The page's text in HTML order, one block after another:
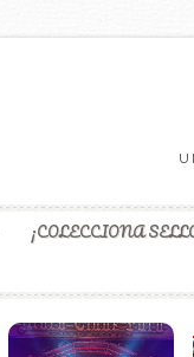
¡COLECCIONA